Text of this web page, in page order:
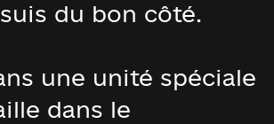
du bon côté.
une unité spéciale
dans le